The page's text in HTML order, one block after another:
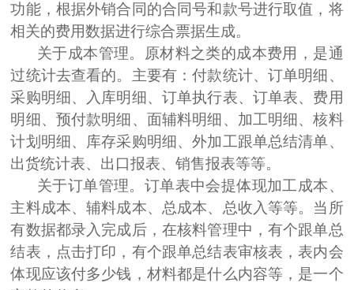
功能，根据外销合同的合同号和款号进行取值，将
相关的费用数据进行综合票据生成。
关于成本管理。
原材料之类的成本费用，是通
过统计去查看的。主要有：付款统计、订单明细、
采购明细、入库明细、订单执行表、订单表、费用
明细、预付款明细、面辅料明细、加工明细、核料
计划明细、库存采购明细、外加工跟单总结清单、
出货统计表、出口报表、销售报表等等。
关于订单管理。 订单表中会提体现加工成本、
主料成本、辅料成本、总成本、总收入等等。当所
有数据都录入完成后，在核料管理中，有个跟单总
结表，点击打印，有个跟单总结表审核表，表内会
体现应该付多少钱，材料都是什么内容等，是一个